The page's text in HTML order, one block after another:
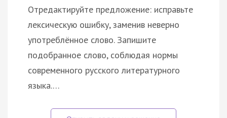
Отредактируйте предложение: исправьте
лексическую ошибку, заменив неверно
употреблённое слово. Запишите
подобранное слово, соблюдая нормы
современного русского литературного
языка.…